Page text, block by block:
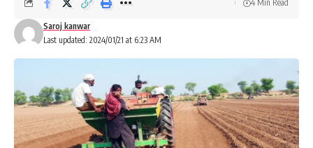
Last updated: 2024/01/21 at 6:23 AM
Saroj kanwar
4 Min Read